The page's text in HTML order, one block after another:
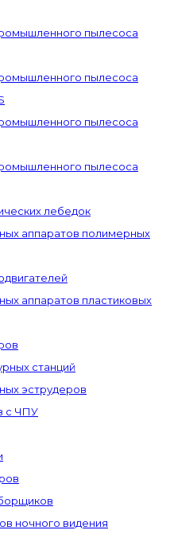
пылесоса
пылесоса
пылесоса
пылесоса
лебедок
аппаратов полимерных
аппаратов пластиковых
станций
эструдеров
с ЧПУ
ночного видения